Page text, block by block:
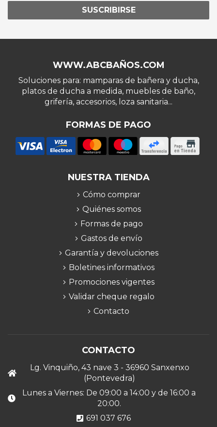
SUSCRIBIRSE
WWW.ABCBAÑOS.COM
Soluciones para: mamparas de bañera y ducha,
platos de ducha a medida, muebles de baño,
grifería, accesorios, loza sanitaria...
FORMAS DE PAGO
NUESTRA TIENDA
Cómo comprar
Quiénes somos
Formas de pago
Gastos de envío
Garantía y devoluciones
Boletines informativos
Promociones vigentes
Validar cheque regalo
Contacto
CONTACTO
Lg. Vinquiño, 43 nave 3 - 36960 Sanxenxo
(Pontevedra)
Lunes a Viernes: De 09:00 a 14:00 y de 16:00 a
20:00.
691 037 676